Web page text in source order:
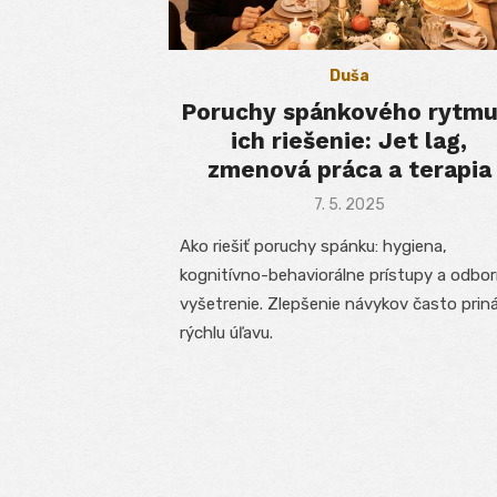
Duša
Poruchy spánkového
ich riešenie: Jet lag,
zmenová práca a terapia
Posted
7. 5. 2025
Ako riešiť poruchy spánku: hygiena,
kognitívno-behaviorálne prístupy a
vyšetrenie. Zlepšenie návykov často
rýchlu úľavu.